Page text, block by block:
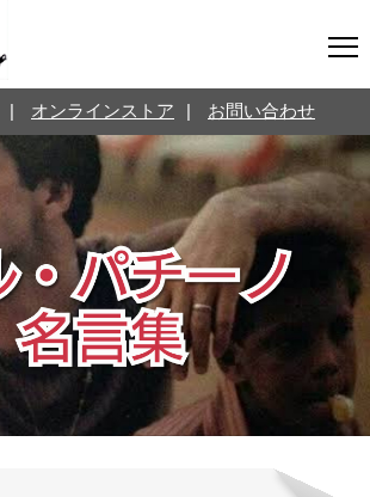
マフィアの小話
暗黒史 名言・悩み相談
オンラインストア お問い合わせ
オンラインストア
お問い合わせ
言葉のお医者さん